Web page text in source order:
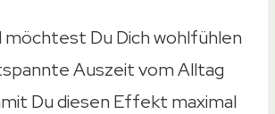
möchtest Du Dich wohlfühlen
Auszeit vom Alltag
Du diesen Effekt maximal